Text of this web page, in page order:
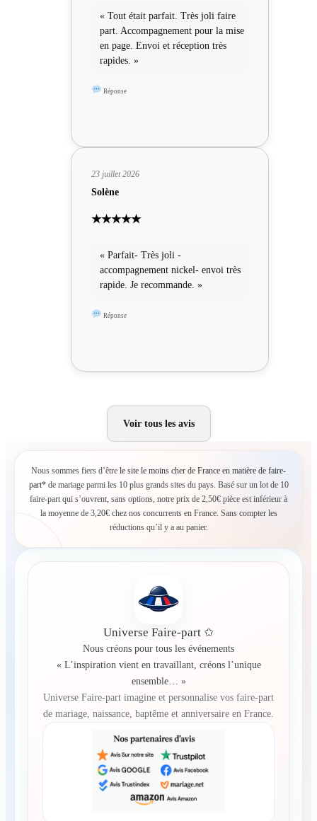
« Tout était parfait. Très joli faire
part. Accompagnement pour la mise
en page. Envoi et réception très
rapides. »
Réponse
23 juillet 2026
Solène
★★★★★
« Parfait- Très joli -
accompagnement nickel- envoi très
rapide. Je recommande. »
Réponse
Voir tous les avis
Nous sommes fiers d’être le site le moins cher de France en matière de faire-
part*de mariage parmi les 10 plus grands sites du pays. Basé sur un lot de 10
faire-part qui s’ouvrent, sans options, notre prix de 2,50€ pièce est inférieur à
la moyenne de 3,20€ chez nos concurrents en France. Sans compter les
réductions qu’il y a au panier.
Universe Faire-part ✩
Nous créons pour tous les événements
« L’inspiration vient en travaillant, créons l’unique
ensemble… »
Universe Faire-part imagine et personnalise vos faire-part
de mariage, naissance, baptême et anniversaire en France.